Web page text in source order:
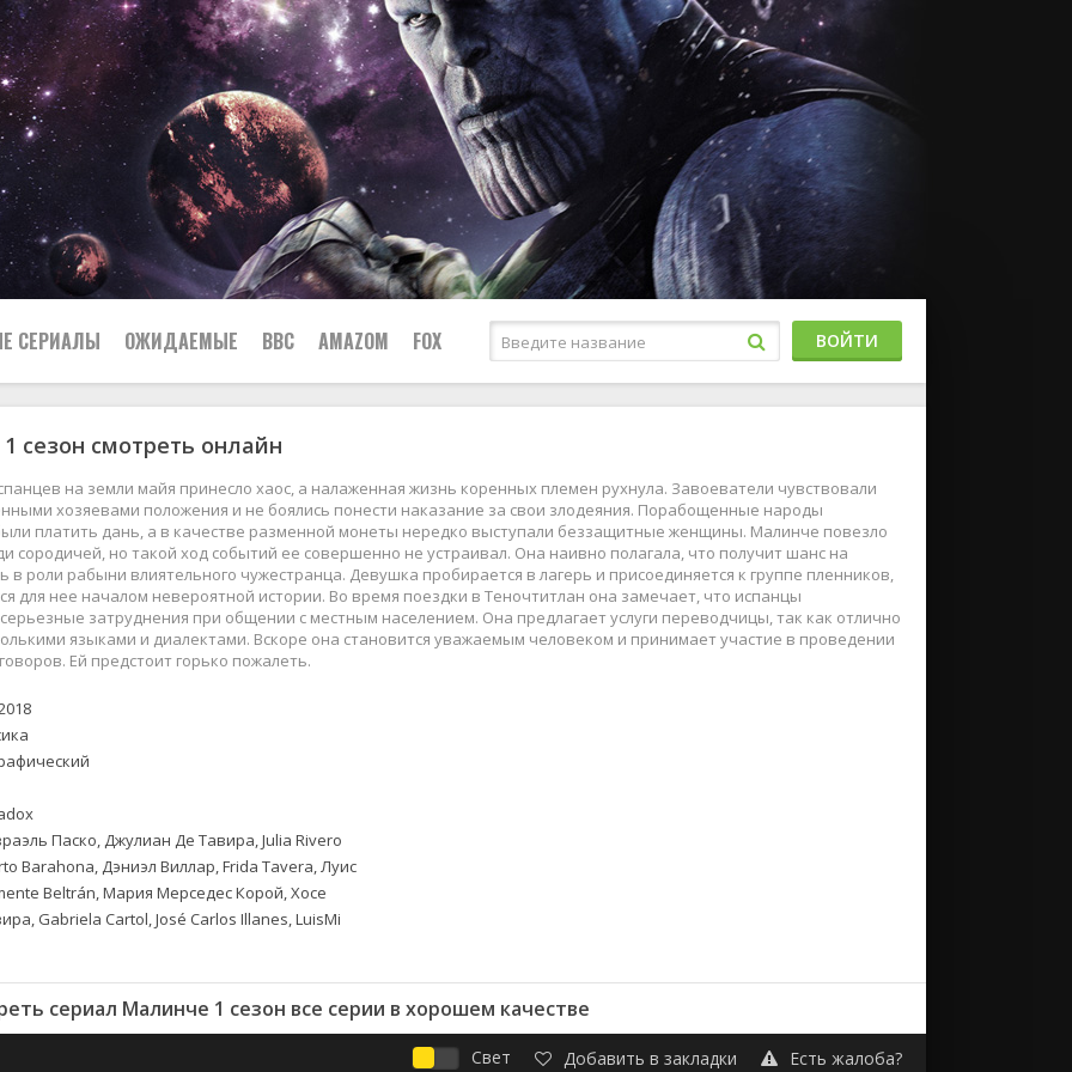
СЕРИАЛЫ
Боевики
Приключения
Детективы
Драмы
Исторические
Криминальные
Военные
Семейные
Спортивные
Вестерны
Фэнтези
ОЖИДАЕМЫЕ BBC AMAZOM FOX ВОЙТИ
сезон смотреть онлайн
на земли майя принесло хаос, а налаженная жизнь коренных племен рухнула. Завоеватели чувствовали
хозяевами положения и не боялись понести наказание за свои злодеяния. Порабощенные народы
платить дань, а в качестве разменной монеты нередко выступали беззащитные женщины. Малинче повезло
сородичей, но такой ход событий ее совершенно не устраивал. Она наивно полагала, что получит шанс на
в роли рабыни влиятельного чужестранца. Девушка пробирается в лагерь и присоединяется к группе пленников,
для нее началом невероятной истории. Во время поездки в Теночтитлан она замечает, что испанцы
затруднения при общении с местным населением. Она предлагает услуги переводчицы, так как отлично
языками и диалектами. Вскоре она становится уважаемым человеком и принимает участие в проведении
Ей предстоит горько пожалеть.
Паско, Джулиан Де Тавира, Julia Rivero
Barahona, Дэниэл Виллар, Frida Tavera, Луис
Beltrán, Мария Мерседес Корой, Хосе
Gabriela Cartol, José Carlos Illanes, LuisMi
сериал Малинче 1 сезон все серии в хорошем качестве
Свет Добавить в закладки Есть жалоба?